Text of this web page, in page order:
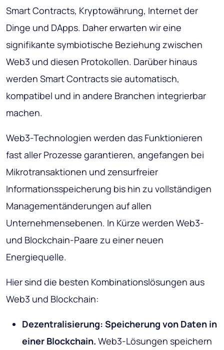
Smart Contracts, Kryptowährung, Internet der
Dinge und DApps. Daher erwarten wir eine
signifikante symbiotische Beziehung zwischen
Web3 und diesen Protokollen. Darüber hinaus
werden Smart Contracts sie automatisch,
kompatibel und in andere Branchen integrierbar
machen.
Web3-Technologien werden das Funktionieren
fast aller Prozesse garantieren, angefangen bei
Mikrotransaktionen und zensurfreier
Informationsspeicherung bis hin zu vollständigen
Managementänderungen auf allen
Unternehmensebenen. In Kürze werden Web3-
und Blockchain-Paare zu einer neuen
Energiequelle.
Hier sind die besten Kombinationslösungen aus
Web3 und Blockchain:
Dezentralisierung: Speicherung von Daten in
einer Blockchain. Web3-Lösungen speichern